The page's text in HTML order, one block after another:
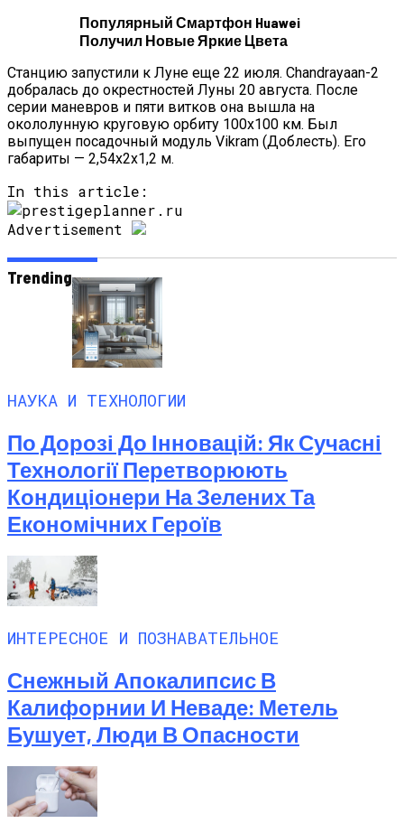
Популярный Смартфон Huawei
Получил Новые Яркие Цвета
Станцию запустили к Луне еще 22 июля. Chandrayaan-2
добралась до окрестностей Луны 20 августа. После
серии маневров и пяти витков она вышла на
окололунную круговую орбиту 100х100 км. Был
выпущен посадочный модуль Vikram (Доблесть). Его
габариты — 2,54х2х1,2 м.
In this article:
Advertisement
Trending
НАУКА И ТЕХНОЛОГИИ
По Дорозі До Інновацій: Як Сучасні
Технології Перетворюють
Кондиціонери На Зелених Та
Економічних Героїв
ИНТЕРЕСНОЕ И ПОЗНАВАТЕЛЬНОЕ
Снежный Апокалипсис В
Калифорнии И Неваде: Метель
Бушует, Люди В Опасности